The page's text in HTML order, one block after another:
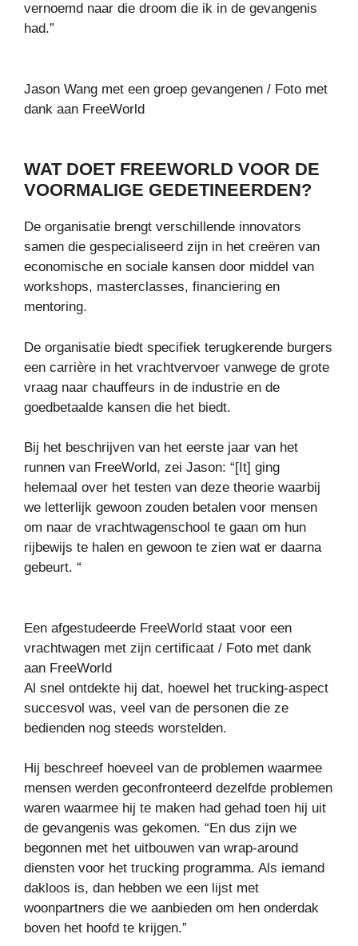
vernoemd naar die droom die ik in de gevangenis
had.”
Jason Wang met een groep gevangenen / Foto met
dank aan FreeWorld
WAT DOET FREEWORLD VOOR DE
VOORMALIGE GEDETINEERDEN?
De organisatie brengt verschillende innovators
samen die gespecialiseerd zijn in het creëren van
economische en sociale kansen door middel van
workshops, masterclasses, financiering en
mentoring.
De organisatie biedt specifiek terugkerende burgers
een carrière in het vrachtvervoer vanwege de grote
vraag naar chauffeurs in de industrie en de
goedbetaalde kansen die het biedt.
Bij het beschrijven van het eerste jaar van het
runnen van FreeWorld, zei Jason: “[It] ging
helemaal over het testen van deze theorie waarbij
we letterlijk gewoon zouden betalen voor mensen
om naar de vrachtwagenschool te gaan om hun
rijbewijs te halen en gewoon te zien wat er daarna
gebeurt. “
Een afgestudeerde FreeWorld staat voor een
vrachtwagen met zijn certificaat / Foto met dank
aan FreeWorld
Al snel ontdekte hij dat, hoewel het trucking-aspect
succesvol was, veel van de personen die ze
bedienden nog steeds worstelden.
Hij beschreef hoeveel van de problemen waarmee
mensen werden geconfronteerd dezelfde problemen
waren waarmee hij te maken had gehad toen hij uit
de gevangenis was gekomen. “En dus zijn we
begonnen met het uitbouwen van wrap-around
diensten voor het trucking programma. Als iemand
dakloos is, dan hebben we een lijst met
woonpartners die we aanbieden om hen onderdak
boven het hoofd te krijgen.”